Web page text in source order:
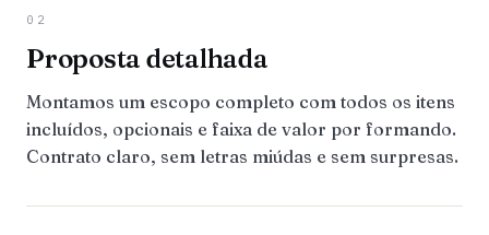
02
Proposta detalhada
Montamos um escopo completo com todos os itens
incluídos, opcionais e faixa de valor por formando.
Contrato claro, sem letras miúdas e sem surpresas.